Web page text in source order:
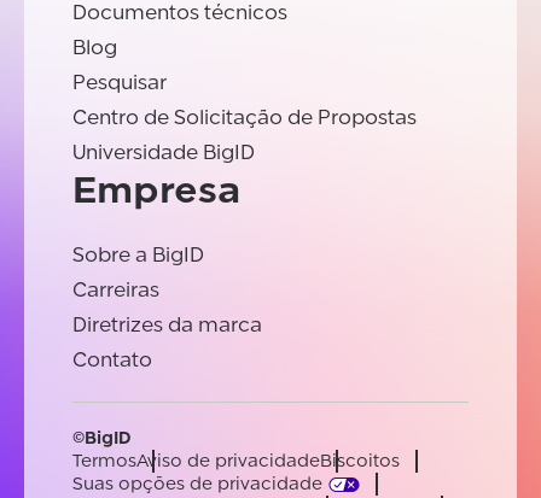
Documentos técnicos
Blog
Pesquisar
Centro de Solicitação de Propostas
Universidade BigID
Empresa
Sobre a BigID
Carreiras
Diretrizes da marca
Contato
©BigID
TermosAviso de privacidadeBiscoitos
Suas opções de privacidade